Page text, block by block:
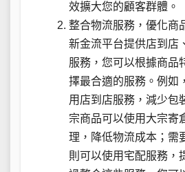
效擴大您的顧客群體。
整合物流服務，優化商
新金流平台提供店到店
服務，您可以根據商品
擇最合適的服務。例如
用店到店服務，減少包
宗商品可以使用大宗寄
理，降低物流成本；需
則可以使用宅配服務，